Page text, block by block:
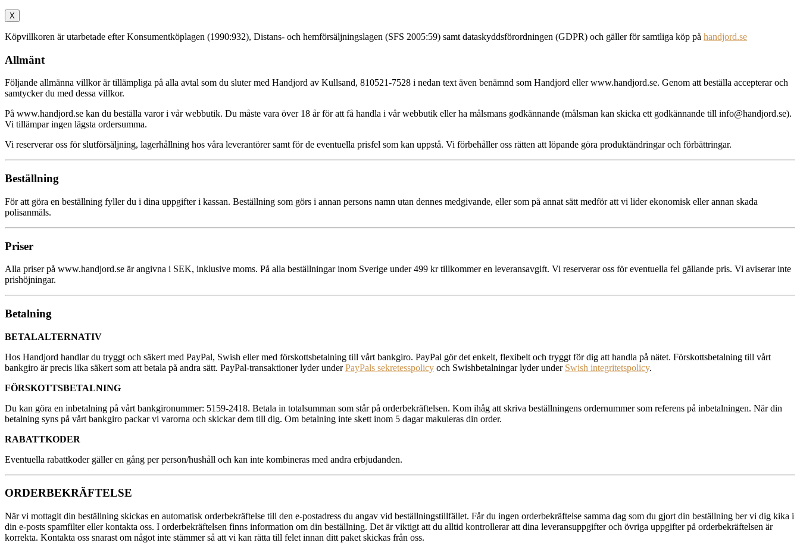
X
Köpvillkoren är utarbetade efter Konsumentköplagen (1990:932), Distans- och hemförsäljningslagen (SFS 2005:59) samt dataskyddsförordningen (GDPR) och gäller för samtliga köp på handjord.se
Allmänt
Följande allmänna villkor är tillämpliga på alla avtal som du sluter med Handjord av Kullsand, 810521-7528 i nedan text även benämnd som Handjord eller www.handjord.se. Genom att beställa accepterar och
samtycker du med dessa villkor.
På www.handjord.se kan du beställa varor i vår webbutik. Du måste vara över 18 år för att få handla i vår webbutik eller ha målsmans godkännande (målsman kan skicka ett godkännande till info@handjord.se).
Vi tillämpar ingen lägsta ordersumma.
Vi reserverar oss för slutförsäljning, lagerhållning hos våra leverantörer samt för de eventuella prisfel som kan uppstå. Vi förbehåller oss rätten att löpande göra produktändringar och förbättringar.
Beställning
För att göra en beställning fyller du i dina uppgifter i kassan. Beställning som görs i annan persons namn utan dennes medgivande, eller som på annat sätt medför att vi lider ekonomisk eller annan skada
polisanmäls.
Priser
Alla priser på www.handjord.se är angivna i SEK, inklusive moms. På alla beställningar inom Sverige under 499 kr tillkommer en leveransavgift. Vi reserverar oss för eventuella fel gällande pris. Vi aviserar inte
prishöjningar.
Betalning
BETALALTERNATIV
Hos Handjord handlar du tryggt och säkert med PayPal, Swish eller med förskottsbetalning till vårt bankgiro. PayPal gör det enkelt, flexibelt och tryggt för dig att handla på nätet. Förskottsbetalning till vårt
bankgiro är precis lika säkert som att betala på andra sätt. PayPal-transaktioner lyder underPayPals sekretesspolicy och Swishbetalningar lyder under Swish integritetspolicy.
FÖRSKOTTSBETALNING
Du kan göra en inbetalning på vårt bankgironummer: 5159-2418. Betala in totalsumman som står på orderbekräftelsen. Kom ihåg att skriva beställningens ordernummer som referens på inbetalningen. När din
betalning syns på vårt bankgiro packar vi varorna och skickar dem till dig. Om betalning inte skett inom 5 dagar makuleras din order.
RABATTKODER
Eventuella rabattkoder gäller en gång per person/hushåll och kan inte kombineras med andra erbjudanden.
ORDERBEKRÄFTELSE
När vi mottagit din beställning skickas en automatisk orderbekräftelse till den e-postadress du angav vid beställningstillfället. Får du ingen orderbekräftelse samma dag som du gjort din beställning ber vi dig kika i
din e-posts spamfilter eller kontakta oss. I orderbekräftelsen finns information om din beställning. Det är viktigt att du alltid kontrollerar att dina leveransuppgifter och övriga uppgifter på orderbekräftelsen är
korrekta. Kontakta oss snarast om något inte stämmer så att vi kan rätta till felet innan ditt paket skickas från oss.